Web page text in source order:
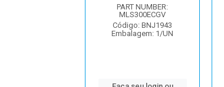
PART NUMBER:
MLS300ECGV
Código: BNJ1943
Embalagem: 1/UN